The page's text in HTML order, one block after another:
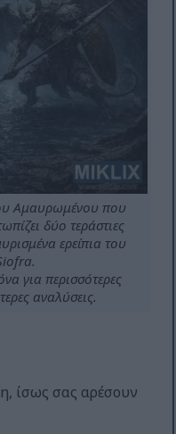
Αμαυρωμένου που
δύο τεράστιες
ερείπια του
για περισσότερες
αναλύσεις.
ίσως σας αρέσουν